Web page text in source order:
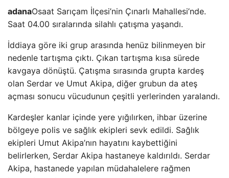
adanaOsaat Sarıçam İlçesi’nin Çınarlı Mahallesi’nde.
Saat 04.00 sıralarında silahlı çatışma yaşandı.
İddiaya göre iki grup arasında henüz bilinmeyen bir
nedenle tartışma çıktı. Çıkan tartışma kısa sürede
kavgaya dönüştü. Çatışma sırasında grupta kardeş
olan Serdar ve Umut Akipa, diğer grubun da ateş
açması sonucu vücudunun çeşitli yerlerinden yaralandı.
Kardeşler kanlar içinde yere yığılırken, ihbar üzerine
bölgeye polis ve sağlık ekipleri sevk edildi. Sağlık
ekipleri Umut Akipa’nın hayatını kaybettiğini
belirlerken, Serdar Akipa hastaneye kaldırıldı. Serdar
Akipa, hastanede yapılan müdahalelere rağmen